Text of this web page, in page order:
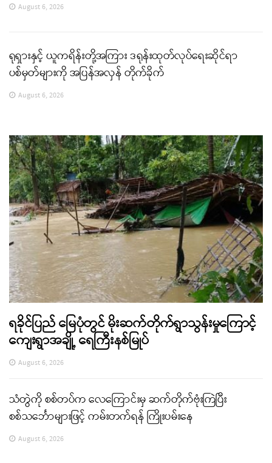
August 6, 2026
ရုရှားနှင့် ယူကရိန်းတို့အကြား ဒရုန်းထုတ်လုပ်ရေးဆိုင်ရာ
ပစ်မှတ်များကို အပြန်အလှန် တိုက်ခိုက်
August 6, 2026
ရခိုင်ပြည် မြေပုံတွင် မိုးဆက်တိုက်ရွာသွန်းမှုကြောင့်
ကျေးရွာအချို့ ရေကြီးနစ်မြုပ်
August 6, 2026
သံတွဲကို စစ်တပ်က လေကြောင်းမှ ဆက်တိုက်ဗုံးကြဲပြီး
စစ်သင်္ဘောများဖြင့် ကမ်းတက်ရန် ကြိုးပမ်းနေ
August 6, 2026